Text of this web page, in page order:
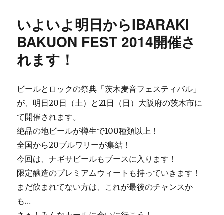
ー
店
の
ご
五
田
ク
フ
ト
マ
（CRAFTSMAN）
ま
いよいよ明日からIBARAKI
BAKUON FEST 2014開催さ
れます！
ビールとロックの祭典「茨木麦音フェスティバル」
が、明日20日（土）と21日（日）大阪府の茨木市に
て開催されます。
絶品の地ビールが樽生で100種類以上！
全国から20ブルワリーが集結！
今回は、ナギサビールもブースに入ります！
限定醸造のプレミアムウィートも持っていきます！
まだ飲まれてない方は、これが最後のチャンスか
も…